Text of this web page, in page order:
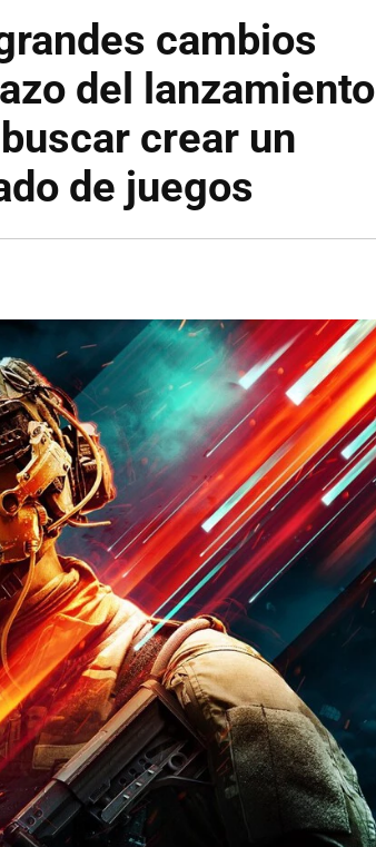
cambios
del lanzamiento
crear un
de juegos